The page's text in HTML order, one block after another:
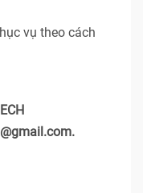
vụ theo cách